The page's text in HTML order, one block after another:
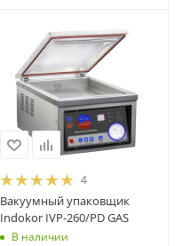
4
Вакуумный упаковщик
Indokor IVP-260/PD GAS
В наличии